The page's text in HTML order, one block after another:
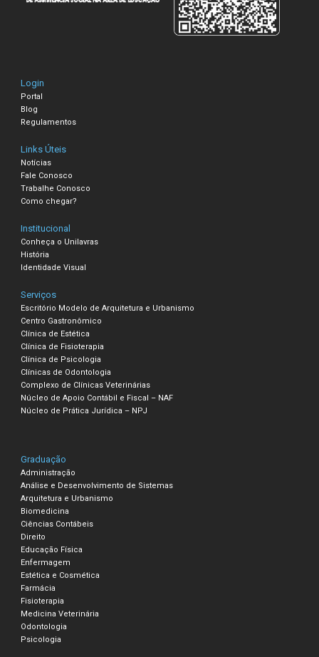
Login
Portal
Blog
Regulamentos
Links Úteis
Notícias
Fale Conosco
Trabalhe Conosco
Como chegar?
Institucional
Conheça o Unilavras
História
Identidade Visual
Serviços
Escritório Modelo de Arquitetura e Urbanismo
Centro Gastronômico
Clínica de Estética
Clínica de Fisioterapia
Clínica de Psicologia
Clínicas de Odontologia
Complexo de Clínicas Veterinárias
Núcleo de Apoio Contábil e Fiscal – NAF
Núcleo de Prática Jurídica – NPJ
Graduação
Administração
Análise e Desenvolvimento de Sistemas
Arquitetura e Urbanismo
Biomedicina
Ciências Contábeis
Direito
Educação Física
Enfermagem
Estética e Cosmética
Farmácia
Fisioterapia
Medicina Veterinária
Odontologia
Psicologia